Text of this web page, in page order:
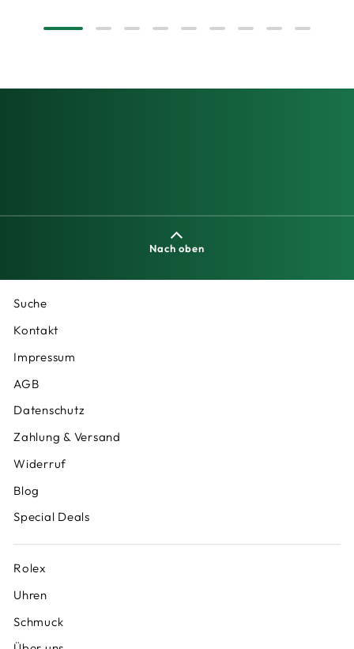
Nach oben
Suche
Kontakt
Impressum
AGB
Datenschutz
Zahlung & Versand
Widerruf
Blog
Special Deals
Rolex
Uhren
Schmuck